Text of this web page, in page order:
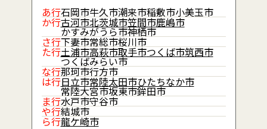
あ行石岡市牛久市潮来市稲敷市小美玉市
か行古河市北茨城市笠間市鹿嶋市
かすみがうら市神栖市
さ行下妻市常総市桜川市
た行土浦市高萩市取手市つくば市筑西市
つくばみらい市
な行那珂市行方市
は行日立市常陸太田市ひたちなか市
常陸大宮市坂東市鉾田市
ま行水戸市守谷市
や行結城市
ら行龍ケ崎市